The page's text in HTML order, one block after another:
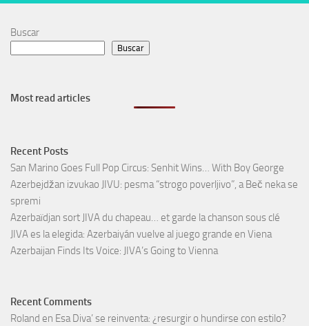
Buscar
Buscar
Most read articles
Recent Posts
San Marino Goes Full Pop Circus: Senhit Wins… With Boy George
Azerbejdžan izvukao JIVU: pesma “strogo poverljivo”, a Beč neka se
spremi
Azerbaïdjan sort JIVA du chapeau… et garde la chanson sous clé
JIVA es la elegida: Azerbaiyán vuelve al juego grande en Viena
Azerbaijan Finds Its Voice: JIVA’s Going to Vienna
Recent Comments
Roland en Esa Diva’ se reinventa: ¿resurgir o hundirse con estilo?